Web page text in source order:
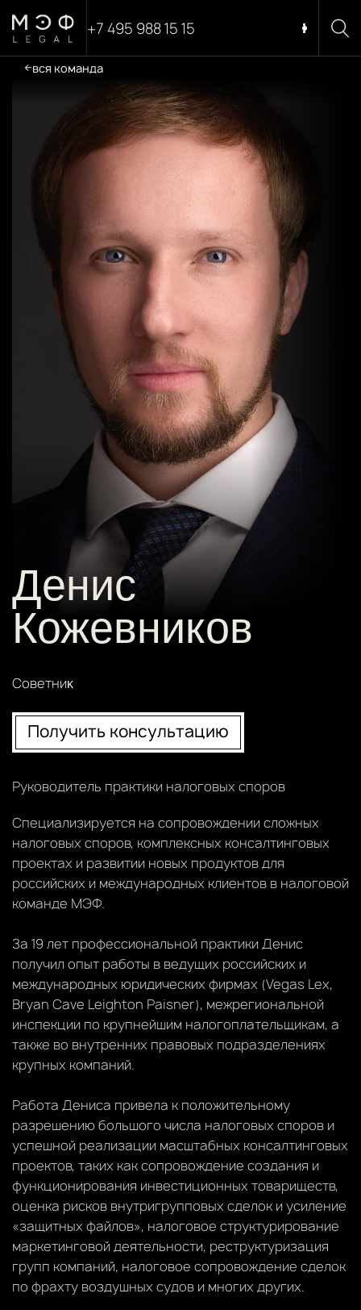
+7 495 988 15 15
вся команда
Денис
Кожевников
Советниĸ
Получить консультацию
Руководитель практики налоговых споров
Специализируется на сопровождении сложных
налоговых споров, комплексных консалтинговых
проектах и развитии новых продуктов для
российских и международных клиентов в налоговой
команде МЭФ.
За 19 лет профессиональной практики Денис
получил опыт работы в ведущих российских и
международных юридических фирмах (Vegas Lex,
Bryan Cave Leighton Paisner), межрегиональной
инспекции по крупнейшим налогоплательщикам, а
также во внутренних правовых подразделениях
крупных компаний.
Работа Дениса привела к положительному
разрешению большого числа налоговых споров и
успешной реализации масштабных консалтинговых
проектов, таких как сопровождение создания и
функционирования инвестиционных товариществ,
оценка рисков внутригрупповых сделок и усиление
«защитных файлов», налоговое структурирование
маркетинговой деятельности, реструктуризация
групп компаний, налоговое сопровождение сделок
по фрахту воздушных судов и многих других.